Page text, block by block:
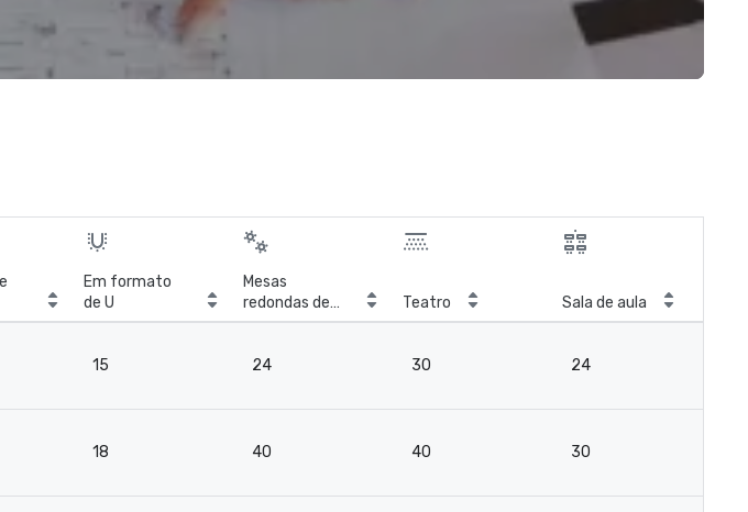
Em formato
de U
Mesas
redondas de
banquete
Teatro Sala de aula
15 24 30 24
18 40 40 30